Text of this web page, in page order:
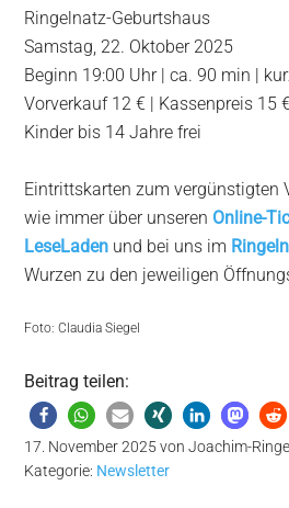
Ringelnatz-Geburtshaus
Samstag, 22. Oktober 2025
Beginn 19:00 Uhr | ca. 90 min |
Vorverkauf 12 € | Kassenpreis 15 €
Kinder bis 14 Jahre frei
Eintrittskarten zum vergünstigten
wie immer über unseren Online-
LeseLaden und bei uns im
Wurzen zu den jeweiligen
Foto: Claudia Siegel
Beitrag teilen:
17. November 2025 vonJoachim-
Kategorie: Newsletter